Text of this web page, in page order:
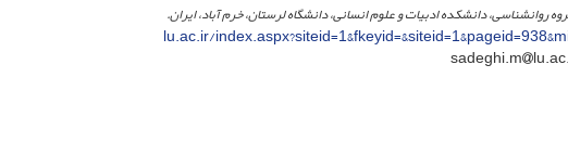
روانشناسی، دانشکده ادبیات و علوم انسانی، دانشگاه لرستان، خرم آباد، ایران.
lu.ac.ir/